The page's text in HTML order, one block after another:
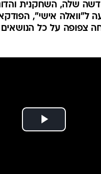
שלה, השחקנית
ל"וואלה אישי",
צפופה על כל הנושאים